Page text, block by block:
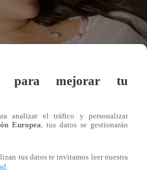
para mejorar tu
analizar el tráfico y personalizar
Europea , tus datos se gestionarán
tus datos te invitamos leer nuestra